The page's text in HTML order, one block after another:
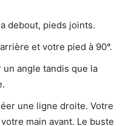
debout, pieds joints.
et votre pied à 90°.
un angle tandis que la
une ligne droite. Votre
main avant. Le buste